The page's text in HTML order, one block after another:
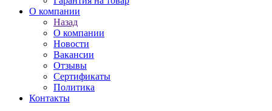
О компании
Назад
О компании
Новости
Вакансии
Отзывы
Сертификаты
Политика
Контакты